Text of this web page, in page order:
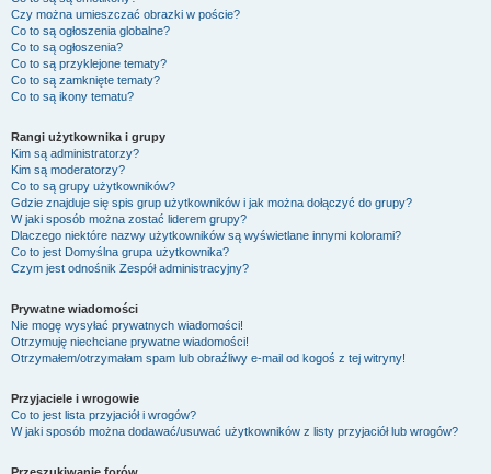
Czy można umieszczać obrazki w poście?
Co to są ogłoszenia globalne?
Co to są ogłoszenia?
Co to są przyklejone tematy?
Co to są zamknięte tematy?
Co to są ikony tematu?
Rangi użytkownika i grupy
Kim są administratorzy?
Kim są moderatorzy?
Co to są grupy użytkowników?
Gdzie znajduje się spis grup użytkowników i jak można dołączyć do grupy?
W jaki sposób można zostać liderem grupy?
Dlaczego niektóre nazwy użytkowników są wyświetlane innymi kolorami?
Co to jest Domyślna grupa użytkownika?
Czym jest odnośnik Zespół administracyjny?
Prywatne wiadomości
Nie mogę wysyłać prywatnych wiadomości!
Otrzymuję niechciane prywatne wiadomości!
Otrzymałem/otrzymałam spam lub obraźliwy e-mail od kogoś z tej witryny!
Przyjaciele i wrogowie
Co to jest lista przyjaciół i wrogów?
W jaki sposób można dodawać/usuwać użytkowników z listy przyjaciół lub wrogów?